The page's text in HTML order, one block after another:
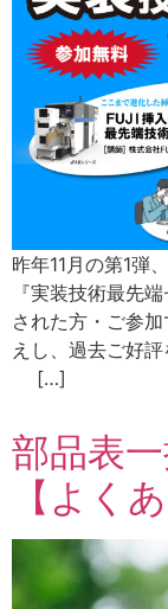
昨年11月の第1弾
『実装技術最先
された方・ご参
えし、過去ご好
[…]
部品表
【よく